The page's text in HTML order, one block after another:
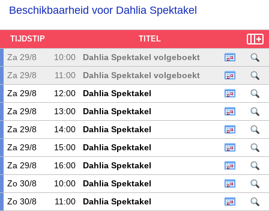
Beschikbaarheid voor Dahlia Spektakel
TIJDSTIP TITEL
Za 29/8 10:00
Dahlia Spektakel volgeboekt
Za 29/8
11:00
Dahlia Spektakel volgeboekt
Za 29/8
12:00
Dahlia Spektakel
Za 29/8
13:00
Dahlia Spektakel
Za 29/8
14:00
Dahlia Spektakel
Za 29/8
15:00
Dahlia Spektakel
Za 29/8
16:00
Dahlia Spektakel
Zo 30/8
10:00
Dahlia Spektakel
Zo 30/8
11:00
Dahlia Spektakel